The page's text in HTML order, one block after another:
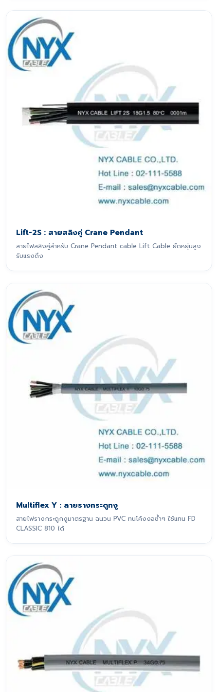
Lift-2S : สายสลิงคู่ Crane Pendant
สายไฟสลิงคู่สำหรับ Crane Pendant cable Lift Cable ยืดหยุ่นสูง
รับแรงดึง
Multiflex Y : สายรางกระดูกงู
สายไฟรางกระดูกงูมาตรฐาน ฉนวน PVC ทนโค้งงอซ้ำๆ ใช้แทน FD
CLASSIC 810 ได้